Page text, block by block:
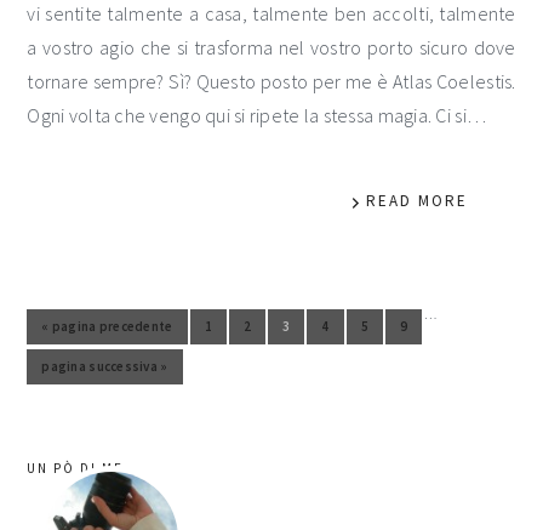
vi sentite talmente a casa, talmente ben accolti, talmente
a vostro agio che si trasforma nel vostro porto sicuro dove
tornare sempre? Sì? Questo posto per me è Atlas Coelestis.
Ogni volta che vengo qui si ripete la stessa magia. Ci si…
READ MORE
«
Vai alla
pagina precedente
Vai alla pagina
1
Vai alla pagina
2
Vai alla pagina
3
Vai alla pagina
4
Vai alla pagina
5
Pagine interim omesse
…
9
Vai alla
pagina successiva »
barra
laterale
UN PÒ DI ME